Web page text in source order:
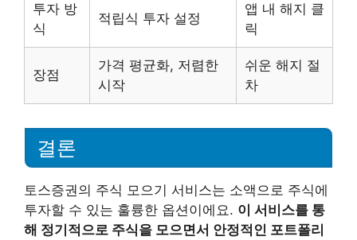
투자 방
식
적립식 투자 설정
앱 내 해지 클
릭
장점
가격 평균화, 저렴한
시작
쉬운 해지 절
차
결론
토스증권의 주식 모으기 서비스는 소액으로 주식에
투자할 수 있는 훌륭한 옵션이에요. 이 서비스를 통
해 정기적으로 주식을 모으면서 안정적인 포트폴리